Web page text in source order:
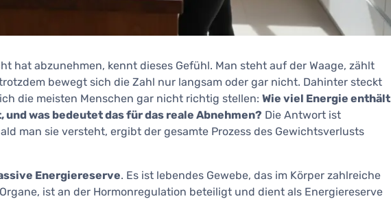
hat abzunehmen, kennt dieses Gefühl. Man steht auf der Waage, zählt
bewegt sich die Zahl nur langsam oder gar nicht. Dahinter steckt
die meisten Menschen gar nicht richtig stellen: Wie viel Energie enthält
was bedeutet das für das reale Abnehmen? Die Antwort ist
man sie versteht, ergibt der gesamte Prozess des Gewichtsverlusts
Energiereserve. Es ist lebendes Gewebe, das im Körper zahlreiche
ist an der Hormonregulation beteiligt und dient als Energiereserve